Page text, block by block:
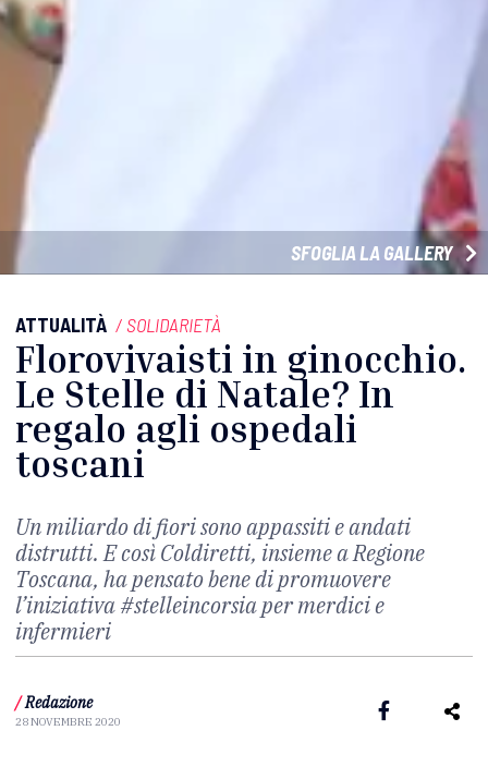
SFOGLIA LA GALLERY
ATTUALITÀ / SOLIDARIETÀ
Florovivaisti in ginocchio.
Le Stelle di Natale? In
regalo agli ospedali
toscani
Un miliardo di fiori sono appassiti e andati
distrutti. E così Coldiretti, insieme a Regione
Toscana, ha pensato bene di promuovere
l’iniziativa #stelleincorsia per merdici e
infermieri
/ Redazione
28 NOVEMBRE 2020